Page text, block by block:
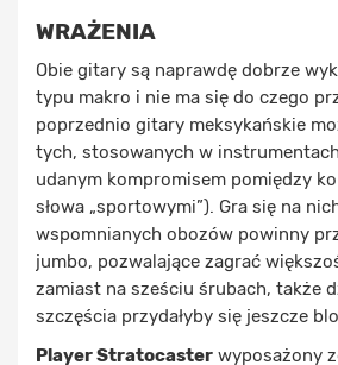
WRAŻENIA
Obie gitary są naprawdę dobrze
typu makro i nie ma się do czego
poprzednio gitary meksykańskie
tych, stosowanych w
udanym kompromisem pomiędzy
słowa „sportowymi”). Gra się na
wspomnianych obozów powinny
jumbo, pozwalające zagrać
zamiast na sześciu śrubach, także
szczęścia przydałyby się jeszcze
Player Stratocaster wyposażony